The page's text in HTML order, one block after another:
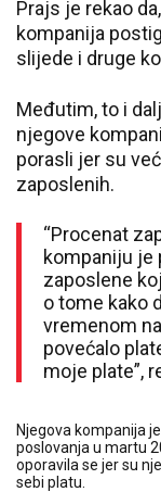
Prajs je rekao
kompanija
slijede i druge
Međutim, to i
njegove
porasli jer su
zaposlenih.
“Procenat
kompaniju je
zaposlene
o tome kako
vremenom
povećalo
moje plate”,
Njegova kompanija
poslovanja u martu
oporavila se jer su
sebi platu.